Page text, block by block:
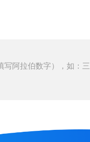
写阿拉伯数字），如：